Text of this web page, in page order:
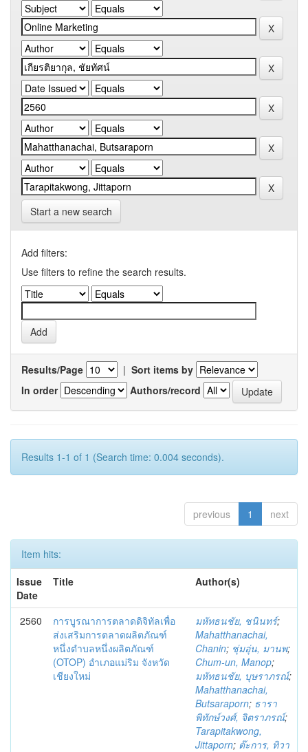
Start a new search
Add filters:
Use filters to refine the search results.
Results/Page | Sort items by
In order
Authors/record
Results 1-1 of 1 (Search time: 0.004 seconds).
previous 1 next
Item hits:
Issue
Date
Title Author(s)
2560
การบูรณาการตลาดดิจิทัลเพื่อ
ส่งเสริมการตลาดผลิตภัณฑ์
หนึ่งตำบลหนึ่งผลิตภัณฑ์
(OTOP) อำเภอแม่ริม จังหวัด
เชียงใหม่
มหัทธนชัย, ชนินทร์;
Mahatthanachai,
Chanin; ชุ่มอุ่น, มานพ;
Chum-un, Manop;
มหัทธนชัย, บุษราภรณ์;
Mahatthanachai,
Butsaraporn; ธารา
พิทักษ์วงศ์, จิตราภรณ์;
Tarapitakwong,
Jittaporn; ต๊ะการ, ทิวา